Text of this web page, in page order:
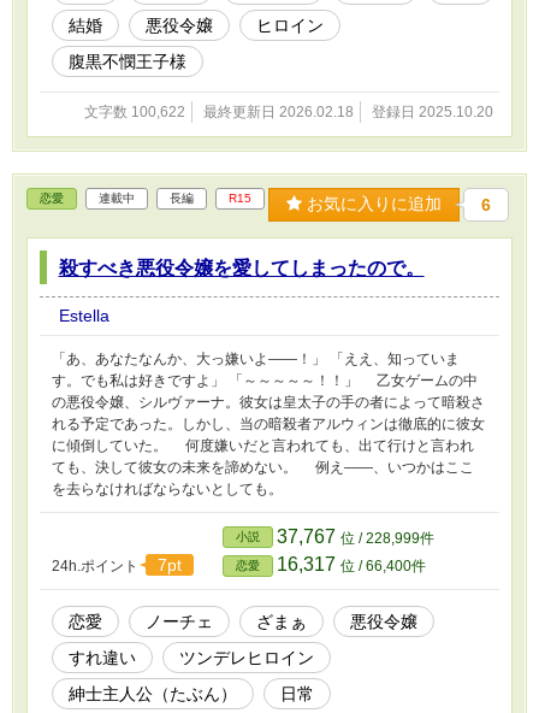
結婚
悪役令嬢
ヒロイン
腹黒不憫王子様
文字数 100,622 最終更新日 2026.02.18 登録日 2025.10.20
恋愛 連載中 長編 R15 お気に入りに追加 6
殺すべき悪役令嬢を愛してしまったので。
Estella
「あ、あなたなんか、大っ嫌いよ――！」 「ええ、知っていま
す。でも私は好きですよ」 「～～～～～！！」 乙女ゲームの中
の悪役令嬢、シルヴァーナ。彼女は皇太子の手の者によって暗殺さ
れる予定であった。しかし、当の暗殺者アルウィンは徹底的に彼女
に傾倒していた。 何度嫌いだと言われても、出て行けと言われ
ても、決して彼女の未来を諦めない。 例え――、いつかはここ
を去らなければならないとしても。
24h.ポイント 7pt
小説 37,767 位 / 228,999件
恋愛 16,317 位 / 66,400件
恋愛 ノーチェ ざまぁ
悪役令嬢
すれ違い
ツンデレヒロイン
紳士主人公（たぶん）
日常